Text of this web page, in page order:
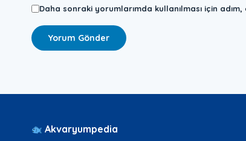
Daha sonraki yorumlarımda kullanılması için
Akvaryumpedia